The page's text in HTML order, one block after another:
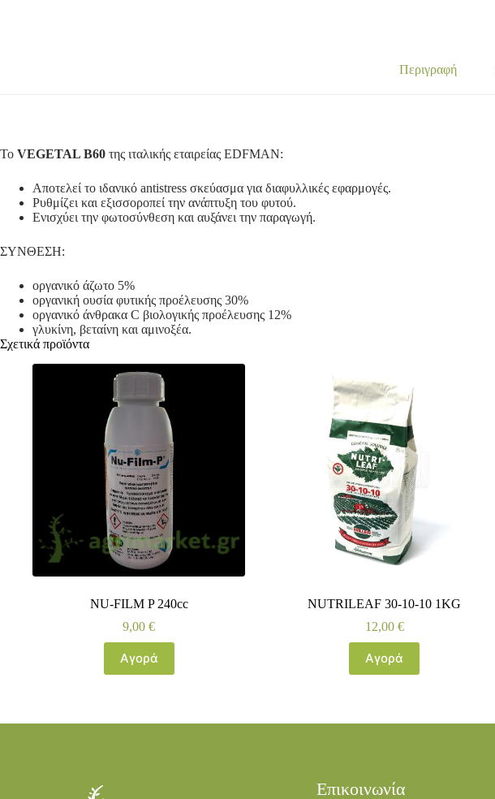
Περιγραφή
Το VEGETAL B60 της ιταλικής εταιρείας EDFMAN:
Αποτελεί το ιδανικό antistress σκεύασμα για διαφυλλικές εφαρμογές.
Ρυθμίζει και εξισσοροπεί την ανάπτυξη του φυτού.
Ενισχύει την φωτοσύνθεση και αυξάνει την παραγωγή.
ΣΥΝΘΕΣΗ:
οργανικό άζωτο 5%
οργανική ουσία φυτικής προέλευσης 30%
οργανικό άνθρακα C βιολογικής προέλευσης 12%
γλυκίνη, βεταίνη και αμινοξέα.
Σχετικά προϊόντα
NU-FILM P 240cc
9,00€
Αγορά
NUTRILEAF 30-10-10 1KG
12,00 €
Αγορά
Επικοινωνία